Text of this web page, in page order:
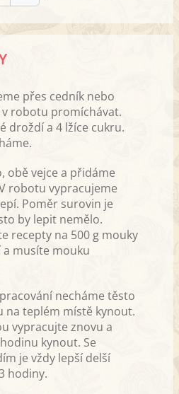
přes cedník nebo
robotu promíchávat.
droždí a 4 lžíce cukru.
obě vejce a přidáme
robotu vypracujeme
Poměr surovin je
by lepit nemělo.
recepty na 500 g mouky
musíte mouku
necháme těsto
na teplém místě kynout.
vypracujte znovu a
kynout. Se
je vždy lepší delší
hodiny.